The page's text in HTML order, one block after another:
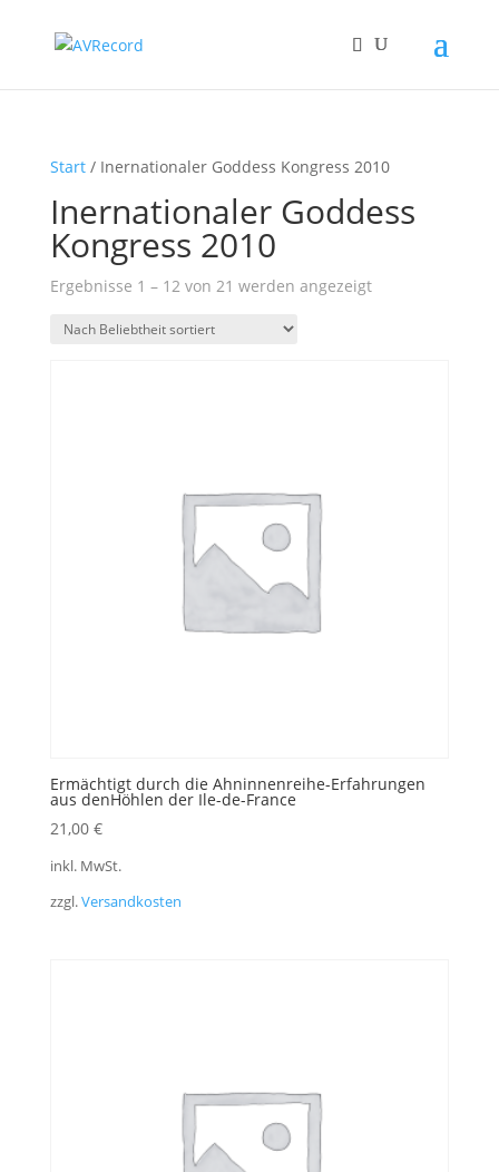
Start/ Inernationaler Goddess Kongress 2010
Inernationaler Goddess
Kongress 2010
Ergebnisse 1 – 12 von 21 werden angezeigtNach
Ermächtigt durch die Ahninnenreihe-Erfahrungen
aus denHöhlen der Ile-de-France
21,00 €
inkl. MwSt.
zzgl.Versandkosten